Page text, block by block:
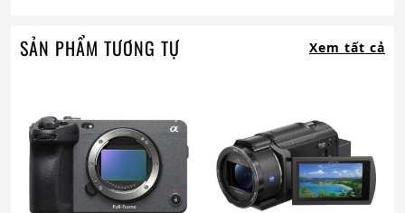
SẢN PHẨM TƯƠNG TỰ Xem tất cả